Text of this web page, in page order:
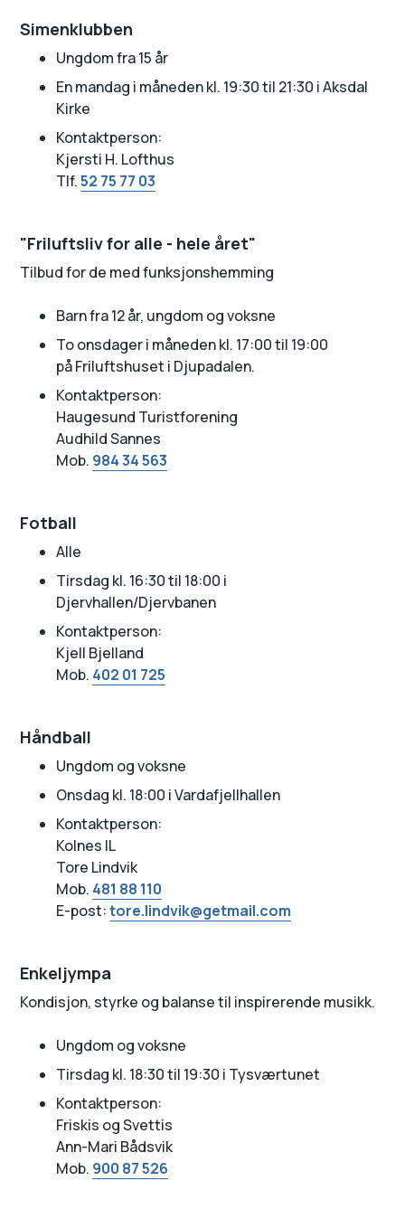
Simenklubben
Ungdom fra 15 år
En mandag i måneden kl. 19:30 til 21:30 i Aksdal
Kirke
Kontaktperson:
Kjersti H. Lofthus
Tlf.52 75 77 03
"Friluftsliv for alle - hele året"
Tilbud for de med funksjonshemming
Barn fra 12 år, ungdom og voksne
To onsdager i måneden kl. 17:00 til 19:00
på Friluftshuset i Djupadalen.
Kontaktperson:
Haugesund Turistforening
Audhild Sannes
Mob. 984 34 563
Fotball
Alle
Tirsdag kl. 16:30 til 18:00 i
Djervhallen/Djervbanen
Kontaktperson:
Kjell Bjelland
Mob. 402 01 725
Håndball
Ungdom og voksne
Onsdag kl. 18:00 i Vardafjellhallen
Kontaktperson:
Kolnes IL
Tore Lindvik
Mob. 481 88 110
E-post:tore.lindvik@getmail.com
Enkeljympa
Kondisjon, styrke og balanse til inspirerende musikk.
Ungdom og voksne
Tirsdag kl. 18:30 til 19:30 i Tysværtunet
Kontaktperson:
Friskis og Svettis
Ann-Mari Bådsvik
Mob. 900 87 526